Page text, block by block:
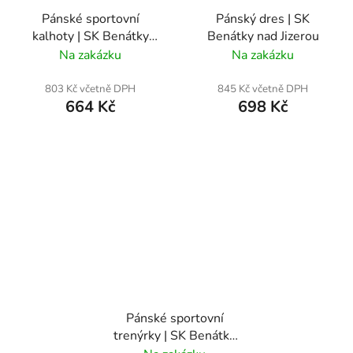
Pánské sportovní
kalhoty | SK Benátky
nad Jizerou
Na zakázku
803 Kč včetně DPH
664 Kč
Pánský dres | SK
Benátky nad Jizerou
Na zakázku
845 Kč včetně DPH
698 Kč
Pánské sportovní
trenýrky | SK Benátky